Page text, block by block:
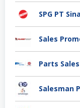
SPG PT
Salesman